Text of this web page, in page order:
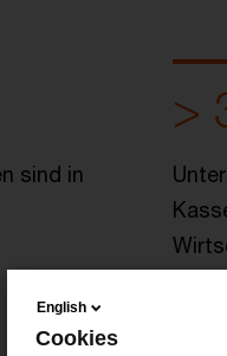
sind in
>
English
Cookies